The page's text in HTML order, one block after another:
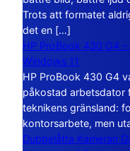
Trots att formatet
det en […]
HP ProBook 430 G4
Windows 11
HP ProBook 430 G4
påkostad arbetsdator
teknikens gränsland:
kontorsarbete, men
Dubbelåtta Kameran